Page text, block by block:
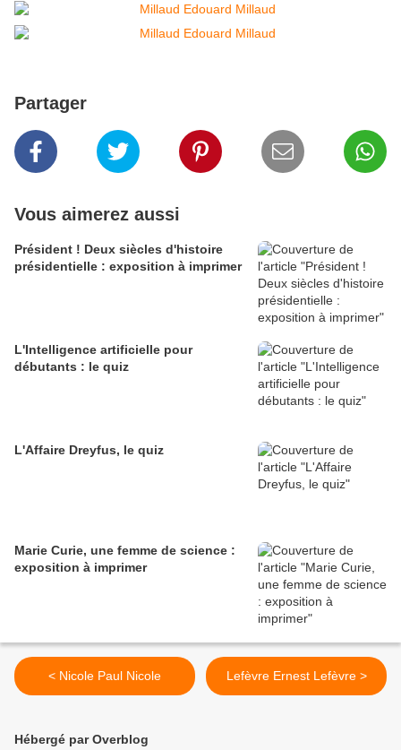
Partager
Vous aimerez aussi
Président ! Deux siècles d'histoire
présidentielle : exposition à imprimer
L'Intelligence artificielle pour
débutants : le quiz
L'Affaire Dreyfus, le quiz
Marie Curie, une femme de science :
exposition à imprimer
< Nicole Paul Nicole Lefèvre Ernest Lefèvre >
Hébergé par Overblog